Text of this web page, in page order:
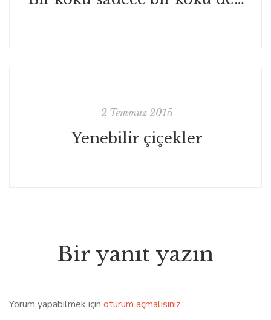
2 Temmuz 2015
Yenebilir çiçekler
Bir yanıt yazın
Yorum yapabilmek için oturum açmalısınız.